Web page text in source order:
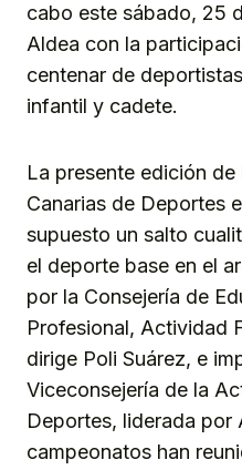
cabo este sábado, 25
Aldea con la
centenar de
infantil y cadete.
La presente edición
Canarias de Deportes
supuesto un salto
el deporte base en el
por la Consejería de
Profesional, Actividad
dirige Poli Suárez, e
Viceconsejería de la
Deportes, liderada por
campeonatos han